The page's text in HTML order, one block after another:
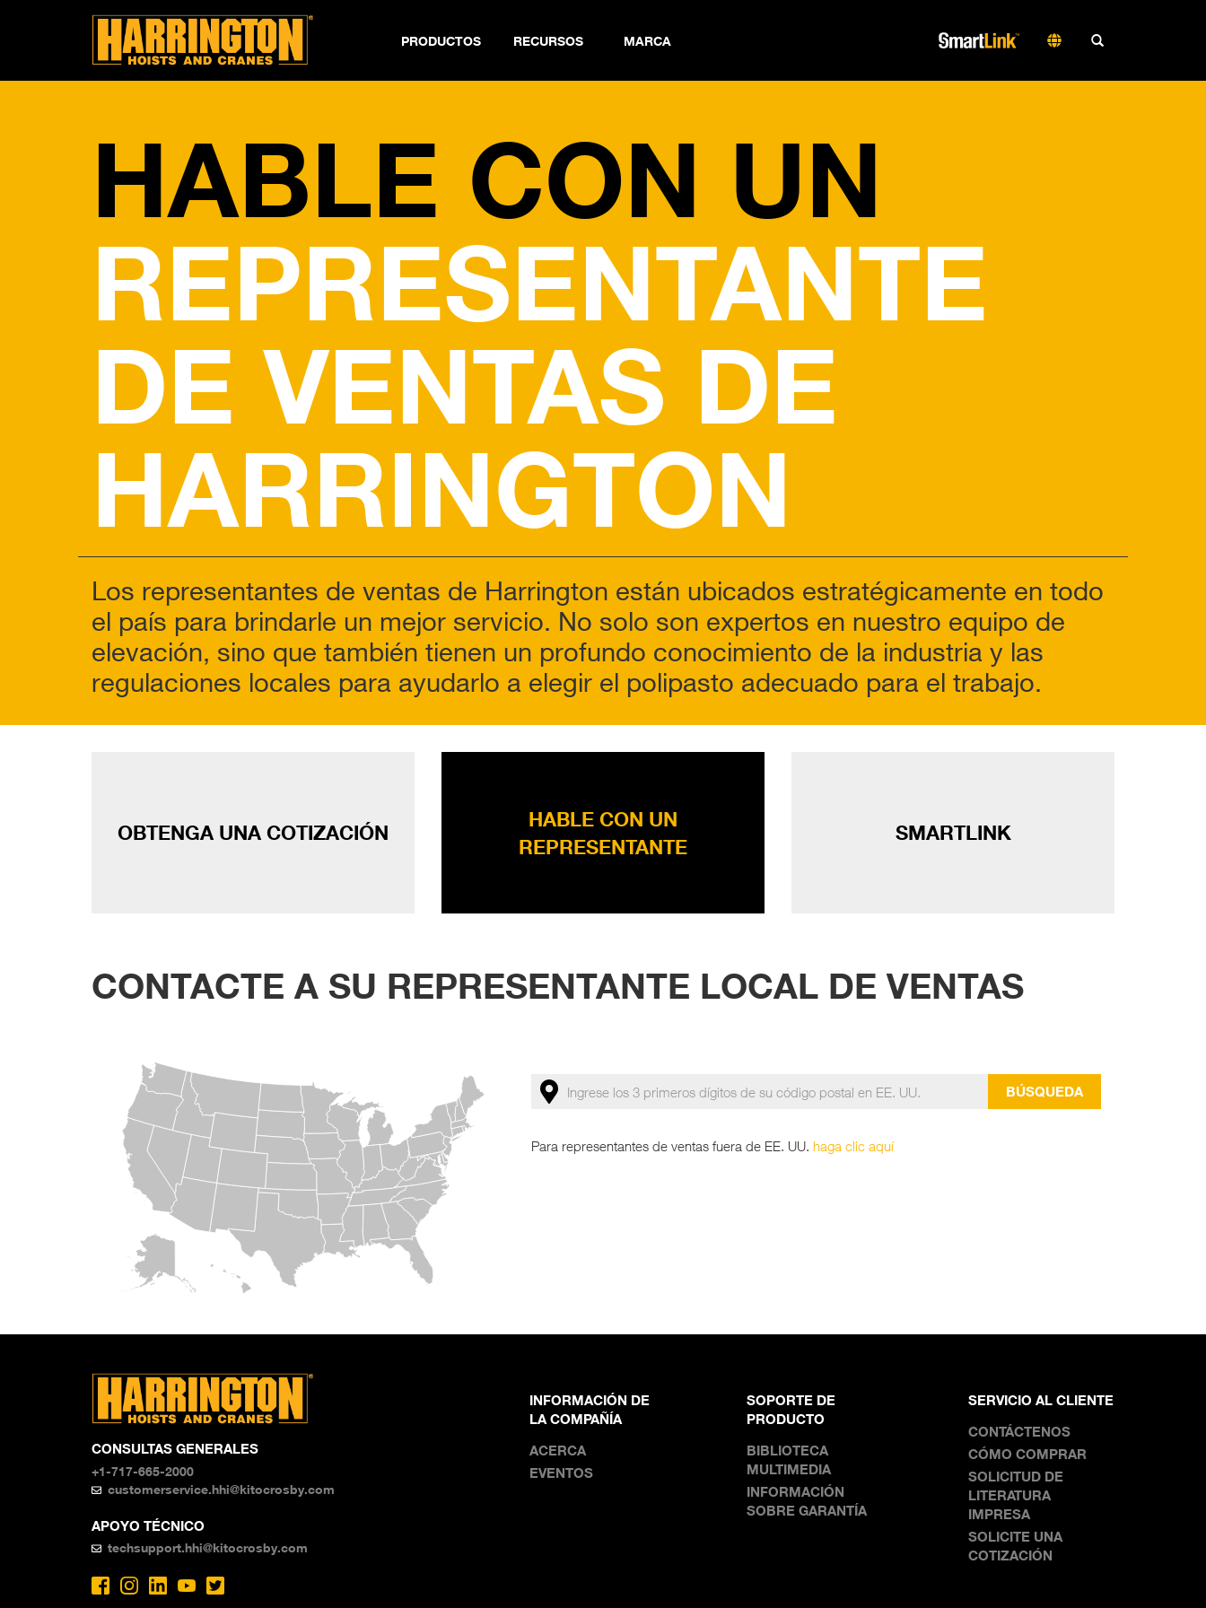
PRODUCTOS RECURSOS MARCA
HABLE CON UN
REPRESENTANTE
DE VENTAS DE
HARRINGTON
Los representantes de ventas de Harrington están ubicados estratégicamente en todo
el país para brindarle un mejor servicio. No solo son expertos en nuestro equipo de
elevación, sino que también tienen un profundo conocimiento de la industria y las
regulaciones locales para ayudarlo a elegir el polipasto adecuado para el trabajo.
OBTENGA UNA COTIZACIÓN
HABLE CON UN
REPRESENTANTE
SMARTLINK
CONTACTE A SU REPRESENTANTE LOCAL DE VENTAS
Para representantes de ventas fuera de EE. UU. haga clic aquí
CONSULTAS GENERALES
+1-717-665-2000
customerservice.hhi@kitocrosby.com
APOYO TÉCNICO
techsupport.hhi@kitocrosby.com
INFORMACIÓN DE
LA COMPAÑÍA
ACERCA
EVENTOS
SOPORTE DE
PRODUCTO
BIBLIOTECA
MULTIMEDIA
INFORMACIÓN
SOBRE GARANTÍA
SERVICIO AL CLIENTE
CONTÁCTENOS
CÓMO COMPRAR
SOLICITUD DE
LITERATURA
IMPRESA
SOLICITE UNA
COTIZACIÓN